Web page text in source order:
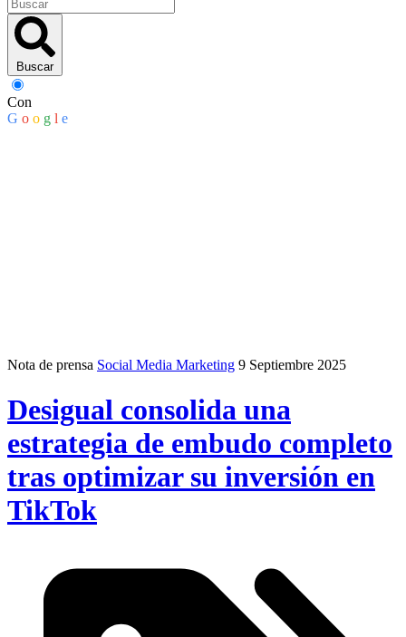
Buscar
Con
G o o g l e
Nota de prensa Social Media Marketing 9 Septiembre 2025
Desigual consolida una
estrategia de embudo completo
tras optimizar su inversión en
TikTok